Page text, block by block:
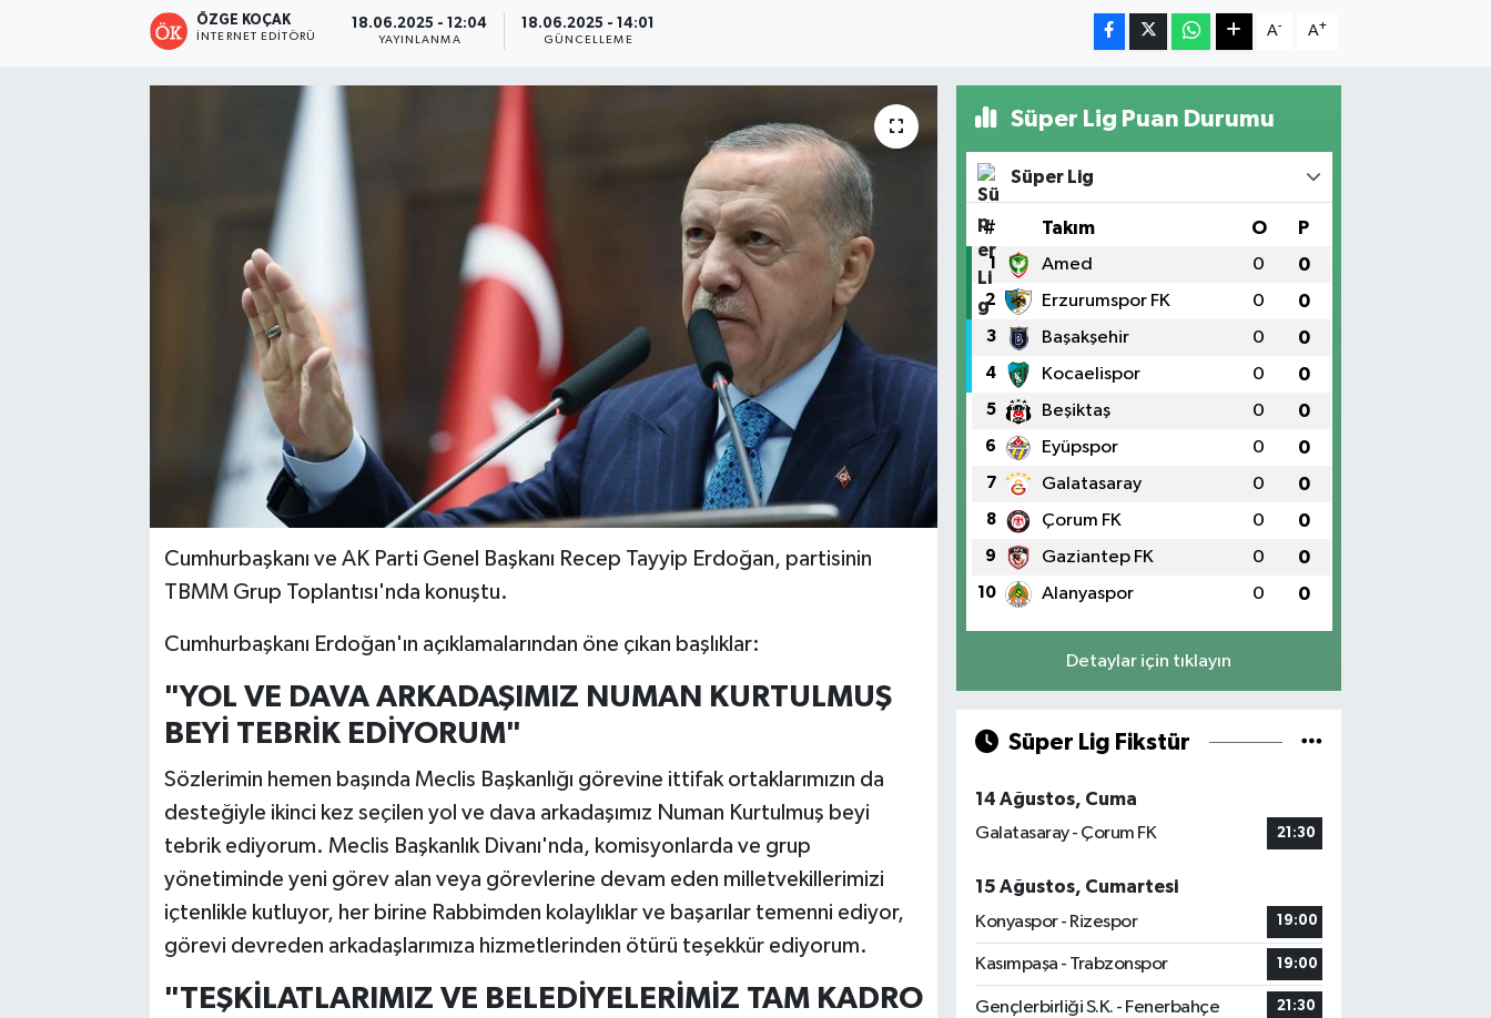
ÖZGE KOÇAK
İNTERNET EDITÖRÜ
18.06.2025 - 12:04
YAYINLANMA
18.06.2025 - 14:01
GÜNCELLEME
A- A+
Cumhurbaşkanı ve AK Parti Genel Başkanı Recep Tayyip Erdoğan, partisinin
TBMM Grup Toplantısı'nda konuştu.
Cumhurbaşkanı Erdoğan'ın açıklamalarından öne çıkan başlıklar:
"YOL VE DAVA ARKADAŞIMIZ NUMAN KURTULMUŞ
BEYİ TEBRİK EDİYORUM"
Sözlerimin hemen başında Meclis Başkanlığı görevine ittifak ortaklarımızın da
desteğiyle ikinci kez seçilen yol ve dava arkadaşımız Numan Kurtulmuş beyi
tebrik ediyorum. Meclis Başkanlık Divanı'nda, komisyonlarda ve grup
yönetiminde yeni görev alan veya görevlerine devam eden milletvekillerimizi
içtenlikle kutluyor, her birine Rabbimden kolaylıklar ve başarılar temenni ediyor,
görevi devreden arkadaşlarımıza hizmetlerinden ötürü teşekkür ediyorum.
"TEŞKİLATLARIMIZ VE BELEDİYELERİMİZ TAM KADRO
Süper Lig Puan Durumu
Süper Lig
# Takım O P
1 Amed 0 0
2 Erzurumspor FK 0 0
3 Başakşehir 0 0
4 Kocaelispor 0 0
5 Beşiktaş 0 0
6 Eyüpspor 0 0
7 Galatasaray 0 0
8 Çorum FK 0 0
9 Gaziantep FK 0 0
10 Alanyaspor 0 0
Detaylar için tıklayın
Süper Lig Fikstür
14 Ağustos, Cuma
Galatasaray - Çorum FK
21:30
15 Ağustos, Cumartesi
Konyaspor - Rizespor
19:00
Kasımpaşa - Trabzonspor 19:00
Gençlerbirliği S.K. - Fenerbahçe 21:30
Lider Haber TV Canlı Yayın izle